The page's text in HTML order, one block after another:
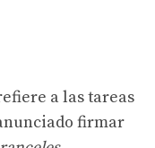
a las tareas
firmar